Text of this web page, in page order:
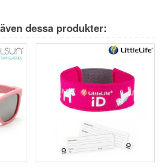
dessa produkter: